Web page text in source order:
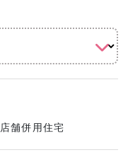
店舗併用住宅